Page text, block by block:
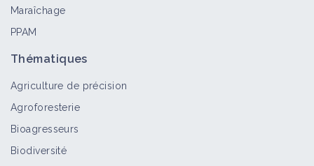
Maraîchage
PPAM
Thématiques
Agriculture de précision
Agroforesterie
Bioagresseurs
Biodiversité